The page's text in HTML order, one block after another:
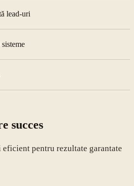
lead-uri
succes
eficient pentru rezultate garantate